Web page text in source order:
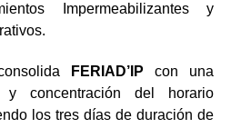
Impermeabilizantes y
FERIAD’IP con una
y concentración del horario
los tres días de duración de